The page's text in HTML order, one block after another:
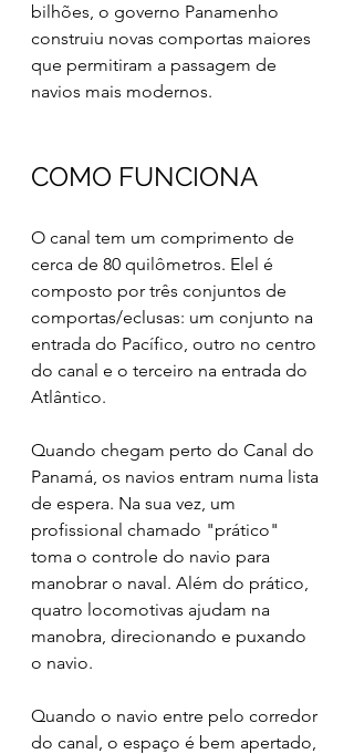
bilhões, o governo Panamenho
construiu novas comportas maiores
que permitiram a passagem de
navios mais modernos.
COMO FUNCIONA
O canal tem um comprimento de
cerca de 80 quilômetros. Elel é
composto por três conjuntos de
comportas/eclusas: um conjunto na
entrada do Pacífico, outro no centro
do cana l e o terceiro na entrada do
Atlântico.
Quando chegam perto do Canal do
Panamá, os navios entram numa lista
de espera. Na sua vez, um
profissional chamado "prático"
toma o controle do navio para
manobrar o naval. Além do prático,
quatro locomotivas ajudam na
manobra, direcionando e puxando
o navio.
Quando o navio entre pelo corredor
do canal, o espaço é bem apertado,